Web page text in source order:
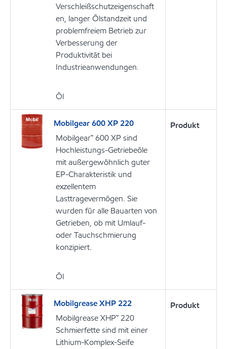
Verschleißschutzeigenschaft
en, langer Ölstandzeit und
problemfreiem Betrieb zur
Verbesserung der
Produktivität bei
Industrieanwendungen.
Öl
Mobilgear 600 XP 220
Mobilgear™ 600 XP sind
Hochleistungs-Getriebeöle
mit außergewöhnlich guter
EP-Charakteristik und
exzellentem
Lasttragevermögen. Sie
wurden für alle Bauarten von
Getrieben, ob mit Umlauf-
oder Tauchschmierung
konzipiert.
Öl
Produkt
Mobilgrease XHP 222
Mobilgrease XHP™ 220
Schmierfette sind mit einer
Lithium-Komplex-Seife
Produkt